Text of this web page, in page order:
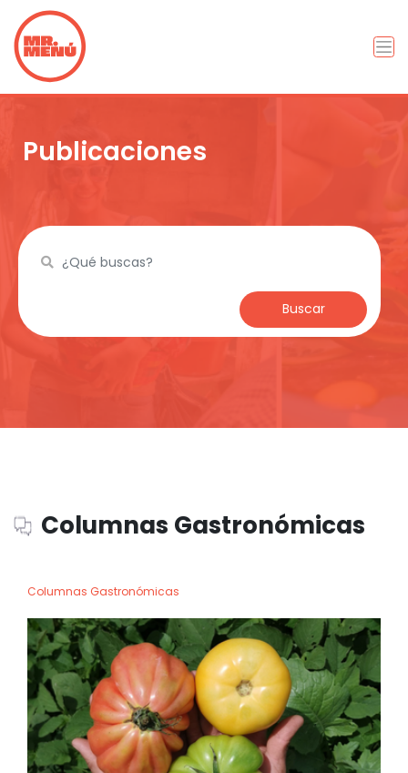
Publicaciones
Buscar
Columnas Gastronómicas
Columnas Gastronómicas